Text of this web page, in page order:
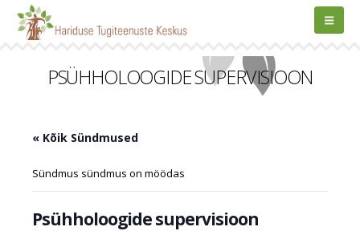
PSÜHHOLOOGIDE SUPERVISIOON
« Kõik Sündmused
Sündmus sündmus on möödas
Psühholoogide supervisioon